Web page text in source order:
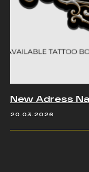
New Adress
20.03.2026